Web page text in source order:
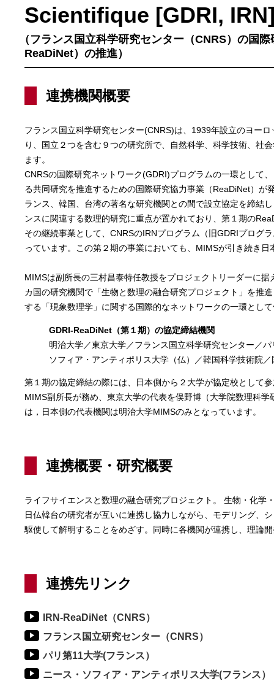
Scientifique [GDRI,
（フランス国立科学研究センター（CNRS）の国
ReaDiNet）の推進）
連携機関概要
フランス国立科学研究センター(CNRS)は、1939年設立のヨー
り、国立２つを含む９つの研究所で、自然科学、科学技術、社
ます。
CNRSの国際研究ネットワーク(GDRI)プログラムの一環として
る共同研究を推進するための国際研究協力事業（ReaDiNet）が
ランス、韓国、台湾の著名な研究機関との間で設立協定を締結
ンスに関連する数理的研究に重点が置かれており、第１期の
その継続事業として、CNRSのIRNプログラム（旧GDRIプログ
っています。この第２期の事業においても、MIMSが引き続き
MIMSは副所長の三村昌泰特任教授をプロジェクトリーダーに
カ国の研究機関で「生物と数理の融合研究プロジェクト」を推
する「現象数理学」に関する国際的なネットワークの一環とし
GDRI-ReaDiNet（第１期）の協定締結機関
明治大学／東京大学／フランス国立科学研究センター／
ソフィア・アンティポリス大学（仏）／韓国科学技術院
第１期の協定締結の際には、日本側から２大学が協定校として
MIMS副所長が務め、東京大学の代表を俣野博（大学院数理科
は，日本側の代表機関は明治大学MIMSのみとなっています。
連携概要・研究概要
ライフサイエンスと数理の融合研究プロジェクト。 生物・化学
日仏韓台の研究者が互いに連携し協力しながら、モデリング、
駆使して解明することをめざす。同時に各機関が連携し、理論
連携先リンク
IRN-ReaDiNet（CNRS）
フランス国立研究センター（CNRS）
パリ第11大学(フランス）
ニース・ソフィア・アンティポリス大学(フランス）